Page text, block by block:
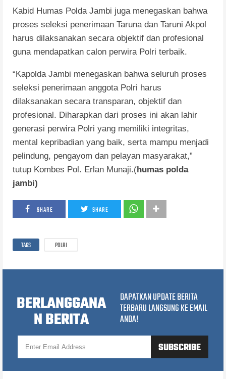
Kabid Humas Polda Jambi juga menegaskan bahwa
proses seleksi penerimaan Taruna dan Taruni Akpol
harus dilaksanakan secara objektif dan profesional
guna mendapatkan calon perwira Polri terbaik.
“Kapolda Jambi menegaskan bahwa seluruh proses
seleksi penerimaan anggota Polri harus
dilaksanakan secara transparan, objektif dan
profesional. Diharapkan dari proses ini akan lahir
generasi perwira Polri yang memiliki integritas,
mental kepribadian yang baik, serta mampu menjadi
pelindung, pengayom dan pelayan masyarakat,”
tutup Kombes Pol. Erlan Munaji.(humas polda
jambi)
SHARE SHARE
TAGS POLRI
BERLANGGANA
N BERITA
DAPATKAN UPDATE BERITA
TERBARU LANGSUNG KE EMAIL
ANDA!